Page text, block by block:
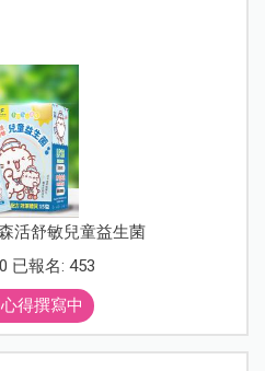
活舒敏兒童益生菌
已報名: 453
得撰寫中